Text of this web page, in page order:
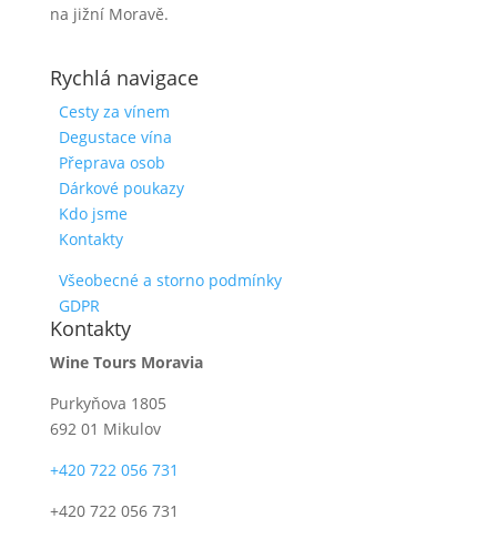
na jižní Moravě.
Rychlá navigace
Cesty za vínem
Degustace vína
Přeprava osob
Dárkové poukazy
Kdo jsme
Kontakty
Všeobecné a storno podmínky
GDPR
Kontakty
Wine Tours Moravia
Purkyňova 1805
692 01 Mikulov
+420 722 056 731
+420 722 056 731